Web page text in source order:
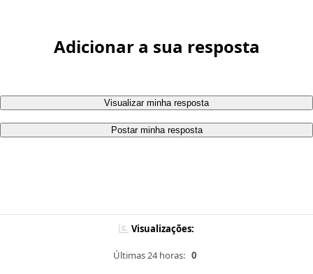
Adicionar a sua resposta
Visualizar minha resposta
Postar minha resposta
Visualizações:
Últimas 24 horas: 0